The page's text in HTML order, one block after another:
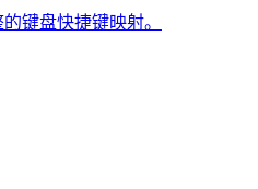
键盘快捷键映射。